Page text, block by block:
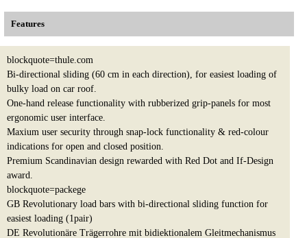
Features
blockquote=thule.com
Bi-directional sliding (60 cm in each direction), for easiest loading of
bulky load on car roof.
One-hand release functionality with rubberized grip-panels for most
ergonomic user interface.
Maxium user security through snap-lock functionality & red-colour
indications for open and closed position.
Premium Scandinavian design rewarded with Red Dot and If-Design
award.
blockquote=packege
GB Revolutionary load bars with bi-directional sliding function for
easiest loading (1pair)
DE Revolutionäre Trägerrohre mit bidiektionalem Gleitmechanismus